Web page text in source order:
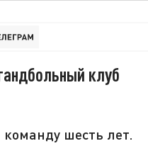
клуб
команду шесть лет.